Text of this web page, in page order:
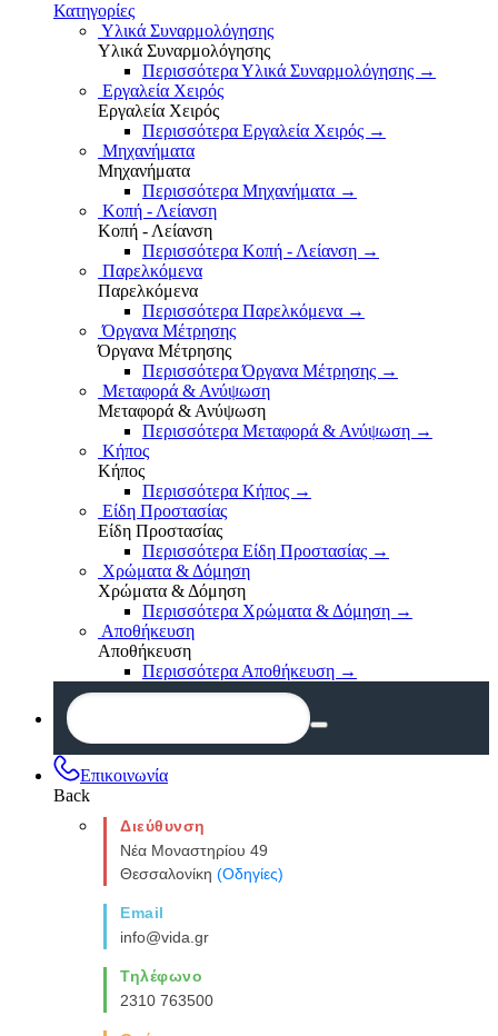
Κατηγορίες
Υλικά Συναρμολόγησης
Υλικά Συναρμολόγησης
Περισσότερα Υλικά Συναρμολόγησης →
Εργαλεία Χειρός
Εργαλεία Χειρός
Περισσότερα Εργαλεία Χειρός →
Μηχανήματα
Μηχανήματα
Περισσότερα Μηχανήματα →
Κοπή - Λείανση
Κοπή - Λείανση
Περισσότερα Κοπή - Λείανση →
Παρελκόμενα
Παρελκόμενα
Περισσότερα Παρελκόμενα →
Όργανα Μέτρησης
Όργανα Μέτρησης
Περισσότερα Όργανα Μέτρησης →
Μεταφορά & Ανύψωση
Μεταφορά & Ανύψωση
Περισσότερα Μεταφορά & Ανύψωση →
Κήπος
Κήπος
Περισσότερα Κήπος →
Είδη Προστασίας
Είδη Προστασίας
Περισσότερα Είδη Προστασίας →
Χρώματα & Δόμηση
Χρώματα & Δόμηση
Περισσότερα Χρώματα & Δόμηση →
Αποθήκευση
Αποθήκευση
Περισσότερα Αποθήκευση →
Επικοινωνία
Back
Διεύθυνση
Νέα Μοναστηρίου 49
Θεσσαλονίκη (Οδηγίες)
Email
info@vida.gr
Τηλέφωνο
2310 763500